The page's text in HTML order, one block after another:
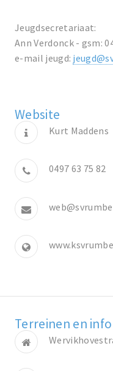
Jeugdsecretariaat:
Ann Verdonck - gsm:
e-mail jeugd:
Website
Kurt Maddens
0497 63 75 82
Terreinen en info